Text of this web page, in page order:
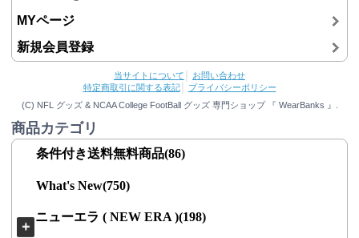
MYページ
新規会員登録
当サイトについて
お問い合わせ
特定商取引に関する表記│
プライバシーポリシー
(C) NFL グッズ & NCAA College FootBall グッズ 専門ショップ 『 WearBanks 』.
商品カテゴリ
条件付き送料無料商品(86)
What's New(750)
＋
ニューエラ ( NEW ERA )(198)